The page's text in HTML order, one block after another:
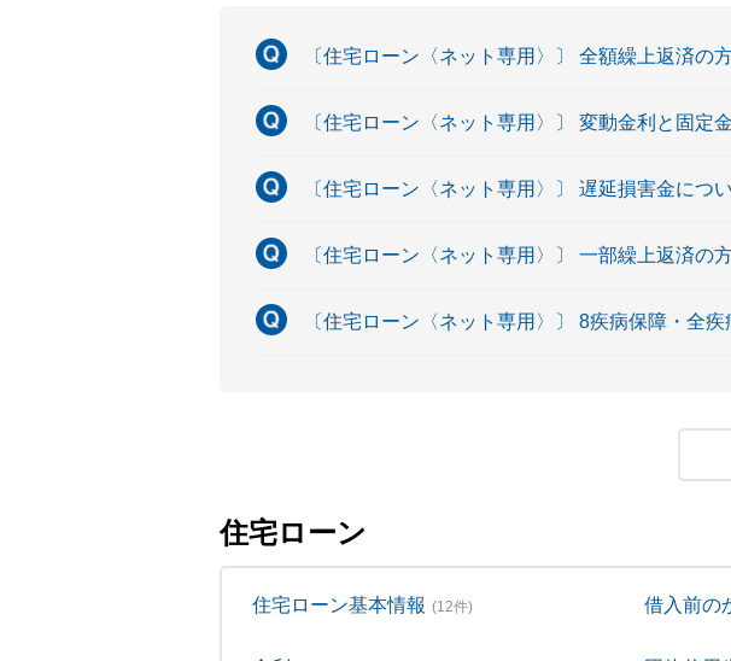
〔住宅ローン〈ネット専用〉〕 全額繰上返済の
〔住宅ローン〈ネット専用〉〕 変動金利と固定
〔住宅ローン〈ネット専用〉〕 遅延損害金につ
〔住宅ローン〈ネット専用〉〕 一部繰上返済の
〔住宅ローン〈ネット専用〉〕 8疾病保障・全
住宅ローン
住宅ローン基本情報 (12件) 借入前の